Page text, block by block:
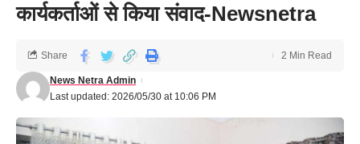
कार्यकर्ताओं से किया संवाद-Newsnetra
Last updated: 2026/05/30 at 10:06 PM
News Netra Admin
Share 2 Min Read